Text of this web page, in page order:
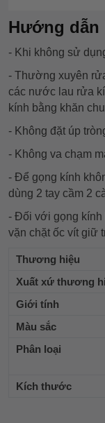
Hướng dẫn
- Khi không sử
- Thường xuyên
các nước lau rửa
kính bằng khăn
- Không đặt úp
- Không va chạm
- Để gọng kính
dùng 2 tay cầm 2
- Đối với gọng kính
vặn chặt ốc vít giữ
Thương hiệu
Xuất xứ thương
Giới tính
Màu sắc
Phân loại
Kích thước